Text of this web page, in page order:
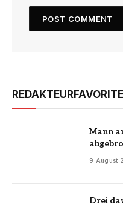
Mann
9 August
Drei